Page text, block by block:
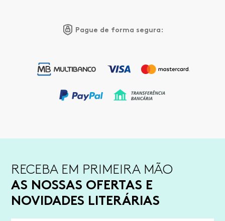
Pague de forma segura:
RECEBA EM PRIMEIRA MÃO
AS NOSSAS OFERTAS E
NOVIDADES LITERÁRIAS